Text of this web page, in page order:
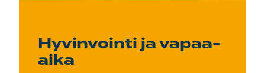
Hyvinvointi ja vapaa-
aika